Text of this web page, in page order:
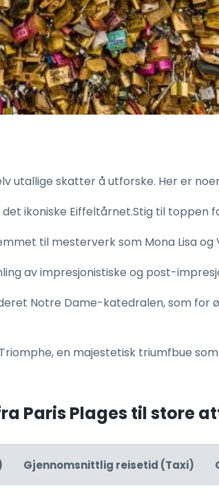
utallige skatter å utforske. Her er
ikoniske Eiffeltårnet.Stig til toppen
til mesterverk som Mona Lisa og
av impresjonistiske og post-
Notre Dame-katedralen, som
en majestetisk triumfbue
Paris Plages til store
Gjennomsnittlig reisetid (Taxi)